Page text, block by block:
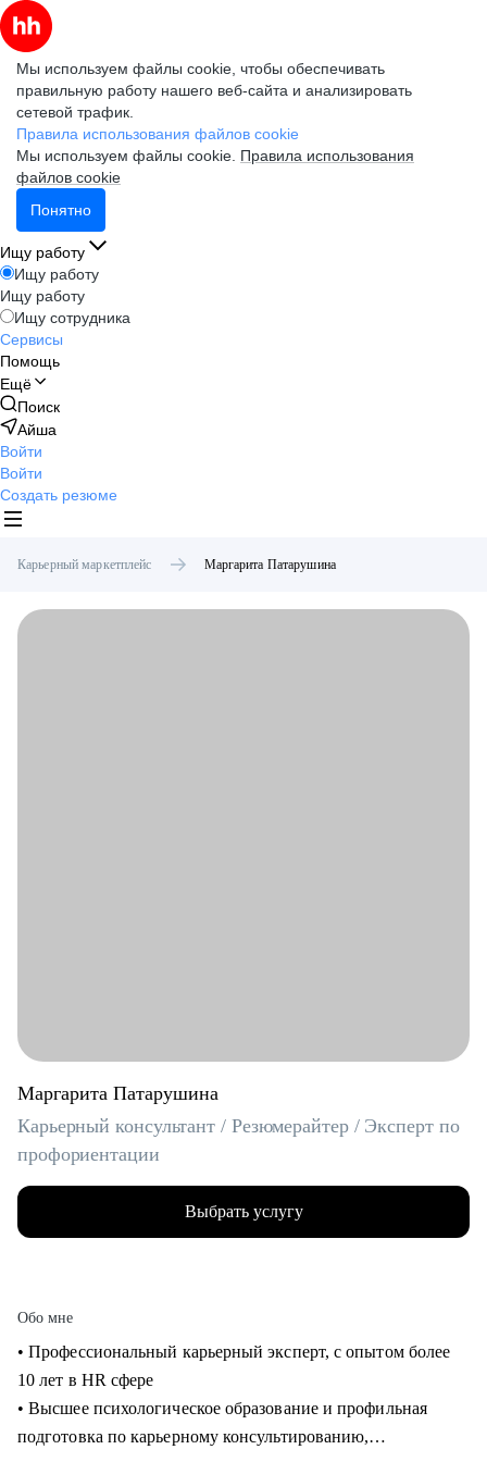
Мы используем файлы cookie, чтобы обеспечивать
правильную работу нашего веб-сайта и анализировать
сетевой трафик.
Правила использования файлов cookie
Мы используем файлы cookie. Правила использования
файлов cookie
Понятно
Ищу работу
Ищу работу
Ищу работу
Ищу сотрудника
Сервисы
Помощь
Ещё
Поиск
Айша
Войти
Войти
Создать резюме
Карьерный маркетплейс Маргарита Патарушина
Маргарита Патарушина
Карьерный консультант / Резюмерайтер / Эксперт по
профориентации
Выбрать услугу
Обо мне
• Профессиональный карьерный эксперт, с опытом более
10 лет в HR сфере
• Высшее психологическое образование и профильная
подготовка по карьерному консультированию,